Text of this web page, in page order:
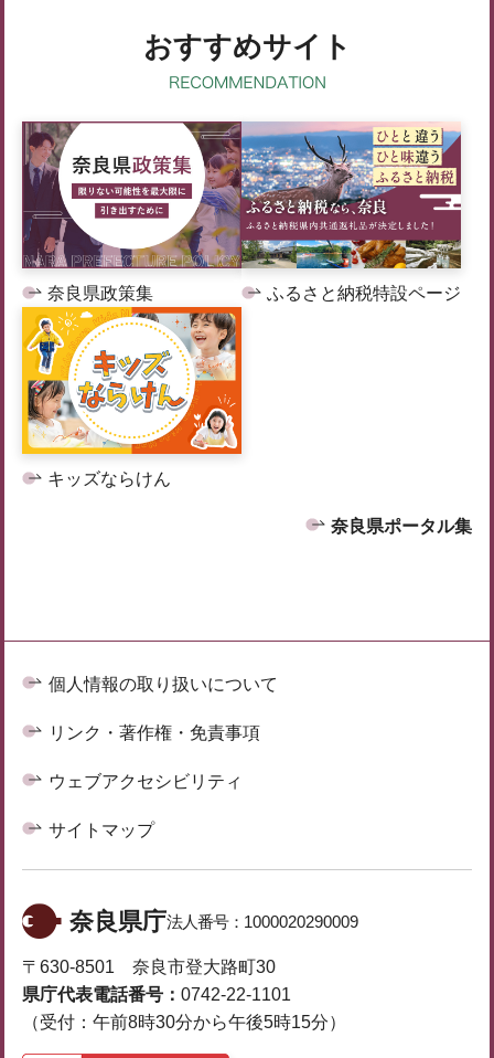
おすすめサイト
奈良県政策集 ふるさと納税特設ページ
キッズならけん
奈良県ポータル集
個人情報の取り扱いについて
リンク・著作権・免責事項
ウェブアクセシビリティ
サイトマップ
奈良県庁法人番号： 1000020290009
〒630-8501 奈良市登大路町30
県庁代表電話番号： 0742-22-1101
（受付：午前8時30分から午後5時15分）